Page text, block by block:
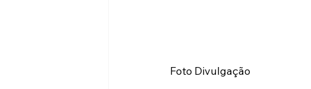
Foto Divulgação